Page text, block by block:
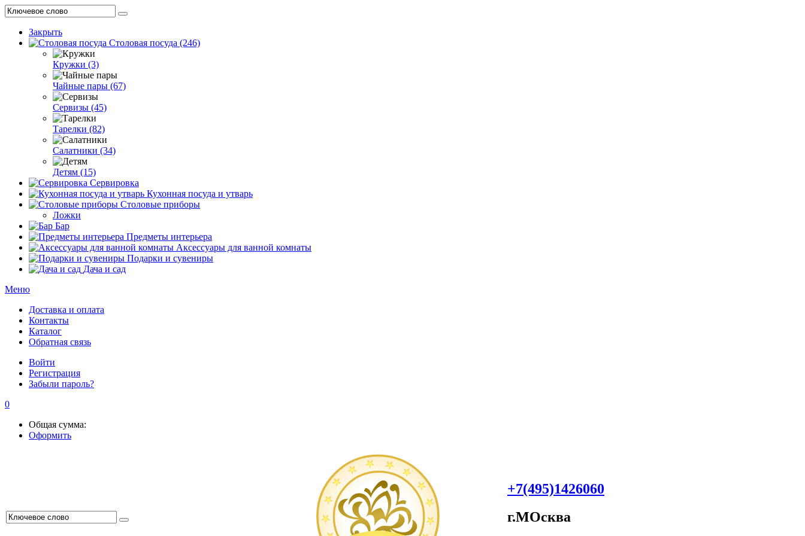
Закрыть
Столовая посуда (246)
Кружки (3)
Чайные пары (67)
Сервизы (45)
Тарелки (82)
Салатники (34)
Детям (15)
Сервировка
Кухонная посуда и утварь
Столовые приборы
Ложки
Бар
Предметы интерьера
Аксессуары для ванной комнаты
Подарки и сувениры
Дача и сад
Меню
Доставка и оплата
Контакты
Каталог
Обратная связь
Войти
Регистрация
Забыли пароль?
0
Общая сумма:
Оформить
+7(495)1426060
г.МOсква